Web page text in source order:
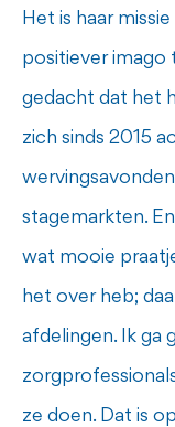
Het is haar
positiever imago
gedacht dat het
zich sinds 2015
stagemarkten.
wat mooie
het over heb;
afdelingen. Ik ga
ze doen. Dat is